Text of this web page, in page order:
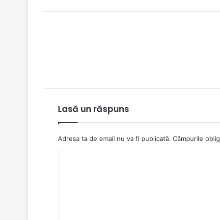
Lasă un răspuns
Adresa ta de email nu va fi publicată. Câmpurile